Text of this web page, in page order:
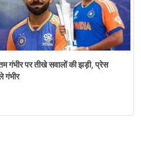
गंभीर पर तीखे सवालों की झड़ी, प्रेस
गंभीर